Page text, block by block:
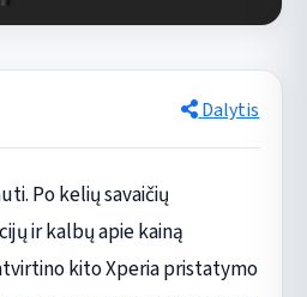
Dalytis
Po kelių savaičių
ir kalbų apie kainą
kito Xperia pristatymo